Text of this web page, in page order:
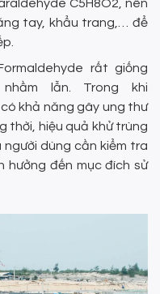
C5H8O2, nên
tay, khẩu trang,… để
rất giống
lẫn. Trong khi
khả năng gây ung thư
thời, hiệu quả khử trùng
người dùng cần kiểm tra
hưởng đến mục đích sử